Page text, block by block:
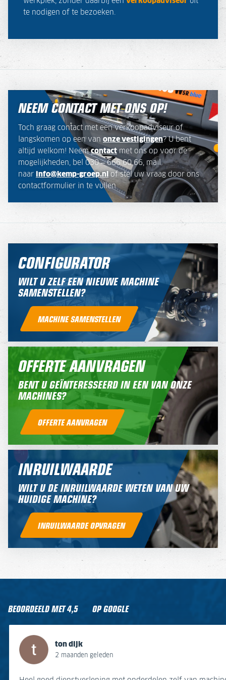
te nodigen of te bezoeken.
NEEM CONTACT MET ONS OP!
Toch graag contact met een verkoopadviseur of
langskomen op een van onze vestigingen? U bent
altijd welkom! Neemcontactmet ons op voor de
mogelijkheden, bel 030 – 666 60 66, mail
naar
info@kemp-groep.nl of stel uw vraag door ons
contactformulier in te vullen.
CONFIGURATOR
WILT U ZELF EEN NIEUWE MACHINE
SAMENSTELLEN?
MACHINE SAMENSTELLEN
OFFERTE AANVRAGEN
BENT U GEÏNTERESSEERD IN EEN VAN ONZE
MACHINES?
OFFERTE AANVRAGEN
INRUILWAARDE
WILT U DE INRUILWAARDE WETEN VAN UW
HUIDIGE MACHINE?
INRUILWAARDE OPVRAGEN
BEOORDEELD MET4,5 OP GOOGLE
ton dijk
2 maanden geleden
Gert van Stein
1 jaar geleden
3 jaar geleden
Jaap Ter Horst
3 jaar geleden
Jurrien Plattel
7 jaar geleden
Kees Van Leeuwen
9 jaar geleden
ton dijk
2 maanden geleden